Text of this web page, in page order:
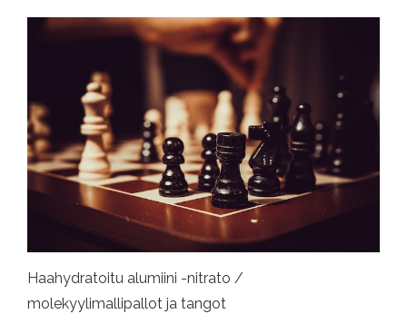
Haahydratoitu alumiini -nitrato /
molekyylimallipallot ja tangot